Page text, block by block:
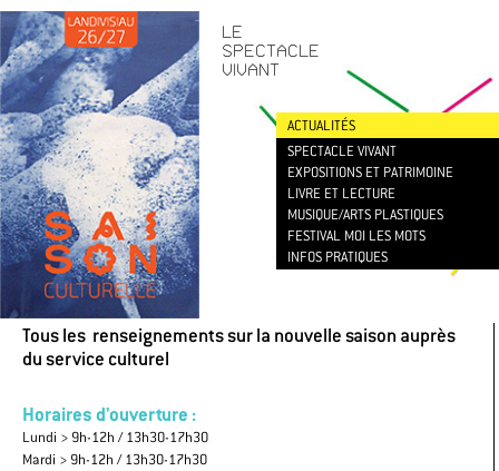
LE
SPECTACLE
VIVANT
ACTUALITÉS
SPECTACLE VIVANT
EXPOSITIONS ET PATRIMOINE
LIVRE ET LECTURE
MUSIQUE/ARTS PLASTIQUES
FESTIVAL MOI LES MOTS
INFOS PRATIQUES
Tous les renseignements sur la nouvelle saison auprès
du service culturel
Horaires d'ouverture :
Lundi > 9h-12h / 13h30-17h30
Mardi > 9h-12h / 13h30-17h30